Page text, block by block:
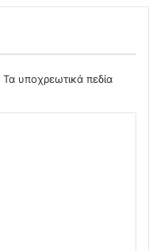
Τα υποχρεωτικά πεδία